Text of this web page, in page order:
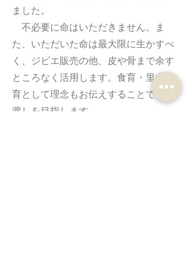
ました。
不必要に命はいただきません。ま
た、いただいた命は最大限に生かすべ
く、ジビエ販売の他、皮や骨まで余す
ところなく活用します。食育・里山教
育として理念もお伝えすることでの橋
渡しを目指します。